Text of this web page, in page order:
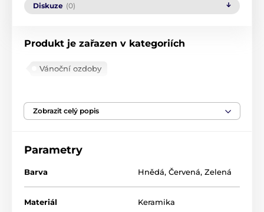
Diskuze (0)
Produkt je zařazen v kategoriích
Vánoční ozdoby
Zobrazit celý popis
Parametry
Barva Hnědá, Červená, Zelená
Materiál Keramika